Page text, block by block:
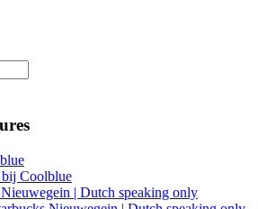
Coolblue
| Dutch speaking only